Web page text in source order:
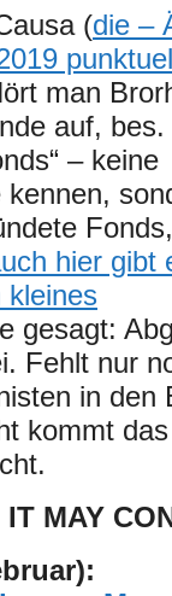
(die –
man Bror
auf,
– keine
hier gibt
kleines
gesagt:
Fehlt nur
in den
kommt
MAY